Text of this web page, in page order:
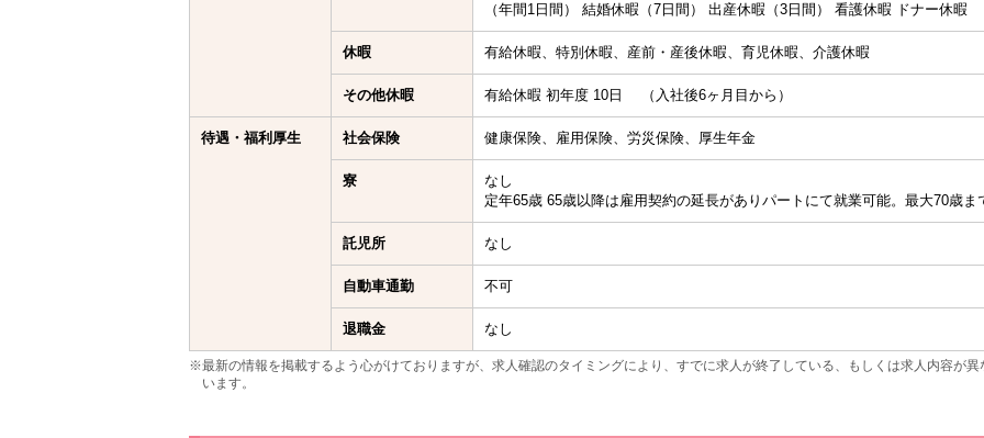
（年間1日間） 結婚休暇（7日間） 出産休暇（3日間） 看護休暇 ドナー休暇
休暇 有給休暇、特別休暇、産前・産後休暇、育児休暇、介護休暇
その他休暇 有給休暇 初年度 10日 （入社後6ヶ月目から）
待遇・福利厚生 社会保険 健康保険、雇用保険、労災保険、厚生年金
寮
なし
定年65歳 65歳以降は雇用契約の延長がありパートにて就業可能。最大70歳ま
託児所 なし
自動車通勤 不可
退職金 なし
※最新の情報を掲載するよう心がけておりますが、求人確認のタイミングにより、すでに求人が終了している、もしくは求人内容が
います。